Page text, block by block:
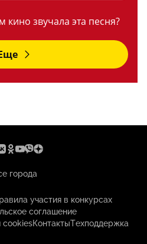
кино звучала эта песня?
города
участия в конкурсах
соглашение
cookiesКонтактыТехподдержка